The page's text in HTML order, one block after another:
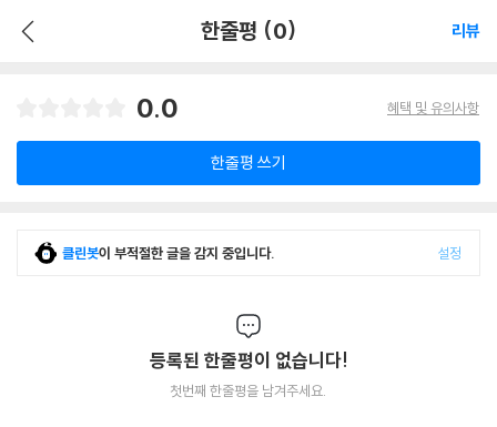
한줄평 (0) 리뷰
0.0 혜택 및 유의사항
한줄평 쓰기
클린봇이 부적절한 글을 감지 중입니다. 설정
등록된 한줄평이 없습니다!
첫번째 한줄평을 남겨주세요.